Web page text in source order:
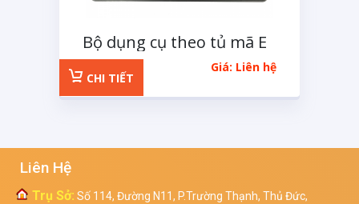
Bộ dụng cụ theo tủ mã E
32 chi tiết
Giá: Liên hệ
CHI TIẾT
Liên Hệ
Trụ Sở: Số 114, Đường N11, P.Trường Thạnh, Thủ Đức,